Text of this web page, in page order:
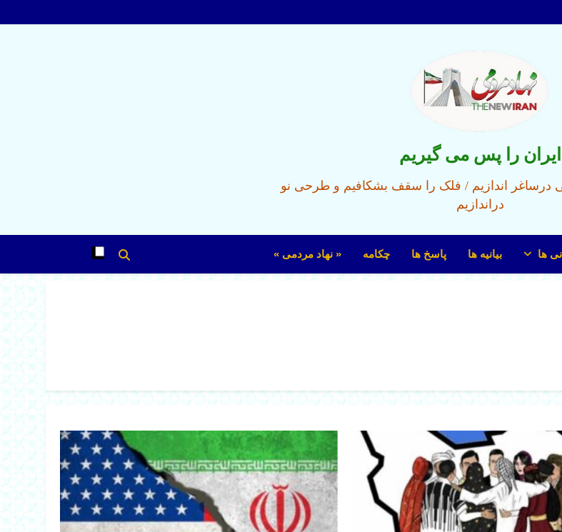
ایران را پس می گیریم
می درساغر اندازیم / فلک را سقف بشکافیم و طرحی نو
دراندازیم
ها بیانیه ها پاسخ ها چکامه « نهاد مردمی »